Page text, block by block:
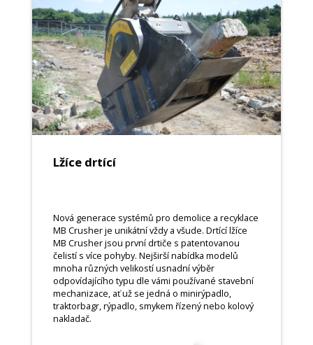
Lžíce drtící
Nová generace systémů pro demolice a recyklace
MB Crusher je unikátní vždy a všude. Drtící lžíce
MB Crusher jsou první drtiče s patentovanou
čelistí s více pohyby. Nejširší nabídka modelů
mnoha různých velikostí usnadní výběr
odpovídajícího typu dle vámi používané stavební
mechanizace, ať už se jedná o minirýpadlo,
traktorbagr, rýpadlo, smykem řízený nebo kolový
nakladač.